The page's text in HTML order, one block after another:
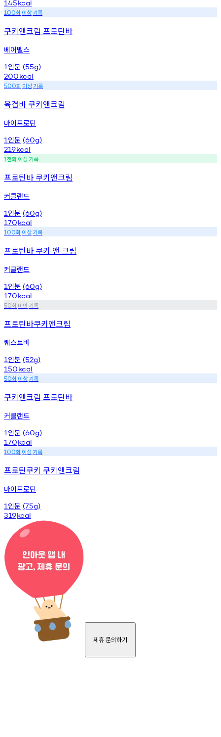
145kcal
100회 이상기록
쿠키앤크림 프로틴바
베어벨스
1 인분 (55g)
200kcal
500회 이상기록
육겹바 쿠키앤크림
마이프로틴
1 인분 (60g)
219kcal
1천회 이상기록
프로틴바 쿠키앤크림
커클랜드
1 인분 (60g)
170kcal
100회 이상기록
프로틴바 쿠키 앤 크림
커클랜드
1 인분 (60g)
170kcal
50회 미만기록
프로틴바쿠키앤크림
퀘스트바
1 인분 (52g)
150kcal
50회 이상기록
쿠키앤크림 프로틴바
커클랜드
1 인분 (60g)
170kcal
100회 이상기록
프로틴쿠키 쿠키앤크림
마이프로틴
1 인분 (75g)
319kcal
제휴 문의하기